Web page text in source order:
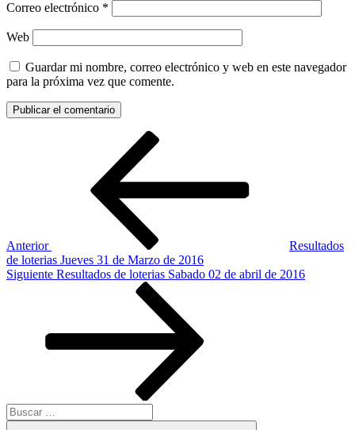
Correo electrónico *
Web
Guardar mi nombre, correo electrónico y web en este navegador
para la próxima vez que comente.
Anterior
Resultados
de loterias Jueves 31 de Marzo de 2016
Siguiente
Siguiente Resultados de loterias Sabado 02 de abril de 2016
Buscar
por: